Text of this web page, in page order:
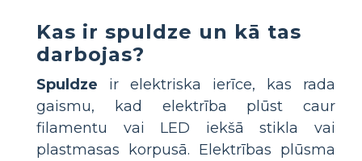
Kas ir spuldze un kā tas
darbojas?
Spuldze ir elektriska ierīce, kas rada
gaismu, kad elektrība plūst caur
filamentu vai LED iekšā stikla vai
plastmasas korpusā. Elektrības plūsma